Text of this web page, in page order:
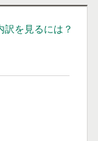
訳を見るには？